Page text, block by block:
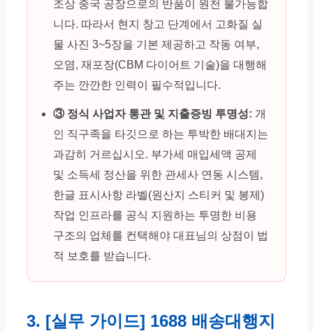
조상 중국 공장으로의 반품이 원천 불가능합
니다. 따라서 현지 창고 단계에서 고화질 실
물 사진 3~5장을 기본 제공하고 작동 여부,
오염, 재포장(CBM 다이어트 기술)을 대행해
주는 깐깐한 인력이 필수적입니다.
③ 정식 사업자 통관 및 지출증빙 투명성: 개
인 직구족을 타깃으로 하는 투박한 배대지는
과감히 거르십시오. 부가세 매입세액 공제
및 소득세 정산을 위한 관세사 연동 시스템,
한글 표시사항 라벨(원산지 스티커 및 봉제)
작업 인프라를 공식 지원하는 투명한 비용
구조의 업체를 컨택해야 대표님의 상점이 법
적 보호를 받습니다.
3. [실무 가이드] 1688 배송대행지